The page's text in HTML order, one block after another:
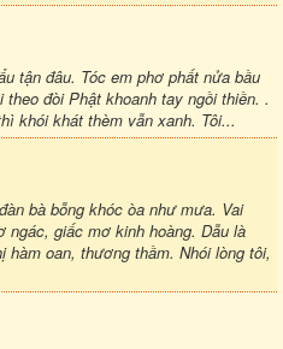
tận đâu. Tóc em phơ phất nửa bầu
đòi Phật khoanh tay ngồi thiền. .
khói khát thèm vẫn xanh. Tôi...
bà bỗng khóc òa như mưa. Vai
ngác, giấc mơ kinh hoàng. Dẫu là
oan, thương thầm. Nhói lòng tôi,